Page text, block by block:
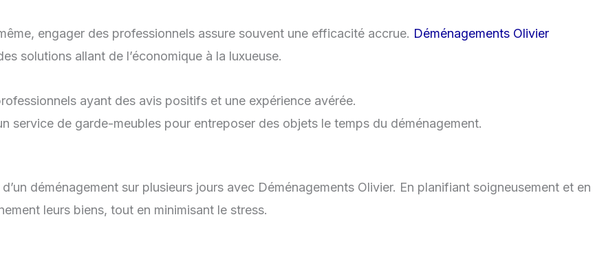
engager des professionnels assure souvent une efficacité accrue. Déménagements Olivier
solutions allant de l’économique à la luxueuse.
ayant des avis positifs et une expérience avérée.
service de garde-meubles pour entreposer des objets le temps du déménagement.
déménagement sur plusieurs jours avec Déménagements Olivier. En planifiant soigneusement et en
leurs biens, tout en minimisant le stress.